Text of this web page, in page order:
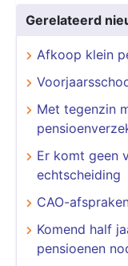
Gerelateerd
Afkoop klein
Met tegenzin
Er komt geen
echtscheiding
CAO-
Komend half
pensioenen